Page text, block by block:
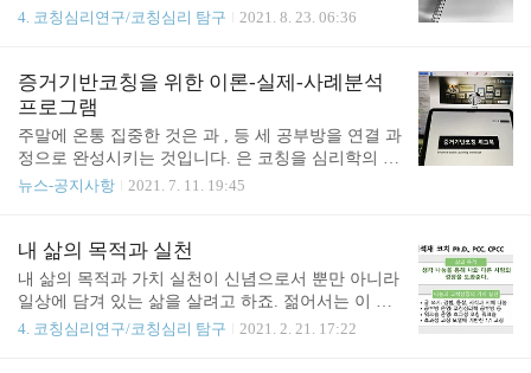
화시키는 것뿐만 아니라 코칭학의 발전에도 기여할
재 https://mewemind.com/26
유적인 Rogers의 내담자 중심, 인간 중심의 심리상담
러한 변화 속에서 종래 상담/치료자와 내담자의 관계
가 전문가와 비전문가 구도에서 상호협력 관계로 바
뀌었다. 상담과 심리치료 전문가들은 내담자의 과거
경험에서 상처를 보더라도 현재의 삶을 건강하게 사
는데 유용한 심리적 요소를 찾아내 내담자가 긍정적
으로 활용하도록 돕는다. 최근 새로운 전문영역으로
간관과 유사하지만, 코칭은 코칭대상자가 처한 삶의
맥락과 목표지향적인 협력관계를 강조한다. 또 목표
를 이루는 해법..
4. 코칭심리연구/코칭심리 탐구 2021. 8. 23. 06:36
증거기반코칭을 위한 이론-실제-사례분석
프로그램
주말에 온통 집중한 것은 과 , 등 세 공부방을 연결 과
정으로 완성시키는 것입니다. 은 코칭을 심리학의 여
러 이론 관점에서 탐구하죠. 특히 코칭심리학을 학습
으로 을 공부합니다. 이에 대한 주학습 교재가 이죠.
수차례 내용을 검토하고 오타를 확인했습니다. 마지
막 단계로 을 현장에서 수행한 을 탐구합니다. 1. 코
(코칭심리학 워크북): 코칭심리학 공부방 2. 코칭을
뉴스-공지사항 2021. 7. 11. 19:45
내 삶의 목적과 실천
내 삶의 목적과 가치 실천이 신념으로서 뿐만 아니라
일상에 담겨 있는 삶을 살려고 하죠. 젊어서는 이 주
제를 깊게 생각하지 못했습니다. 내가 하고 싶은 일
4. 코칭심리연구/코칭심리 탐구 2021. 2. 21. 17:22